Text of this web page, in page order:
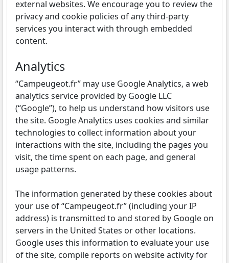
external websites. We encourage you to review the
privacy and cookie policies of any third-party
services you interact with through embedded
content.
Analytics
“Campeugeot.fr” may use Google Analytics, a web
analytics service provided by Google LLC
(“Google”), to help us understand how visitors use
the site. Google Analytics uses cookies and similar
technologies to collect information about your
interactions with the site, including the pages you
visit, the time spent on each page, and general
usage patterns.
The information generated by these cookies about
your use of “Campeugeot.fr” (including your IP
address) is transmitted to and stored by Google on
servers in the United States or other locations.
Google uses this information to evaluate your use
of the site, compile reports on website activity for